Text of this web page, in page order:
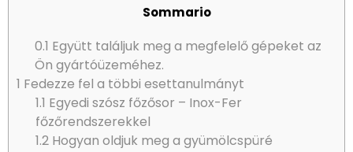
Sommario
0.1 Együtt találjuk meg a megfelelő gépeket az
Ön gyártóüzeméhez.
1 Fedezze fel a többi esettanulmányt
1.1 Egyedi szósz főzősor – Inox-Fer
főzőrendszerekkel
1.2 Hogyan oldjuk meg a gyümölcspüré